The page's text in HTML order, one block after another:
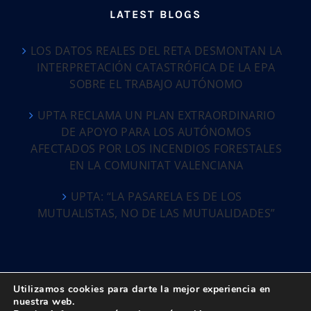
LATEST BLOGS
LOS DATOS REALES DEL RETA DESMONTAN LA
INTERPRETACIÓN CATASTRÓFICA DE LA EPA
SOBRE EL TRABAJO AUTÓNOMO
UPTA RECLAMA UN PLAN EXTRAORDINARIO
DE APOYO PARA LOS AUTÓNOMOS
AFECTADOS POR LOS INCENDIOS FORESTALES
EN LA COMUNITAT VALENCIANA
UPTA: “LA PASARELA ES DE LOS
MUTUALISTAS, NO DE LAS MUTUALIDADES”
Utilizamos cookies para darte la mejor experiencia en
nuestra web.